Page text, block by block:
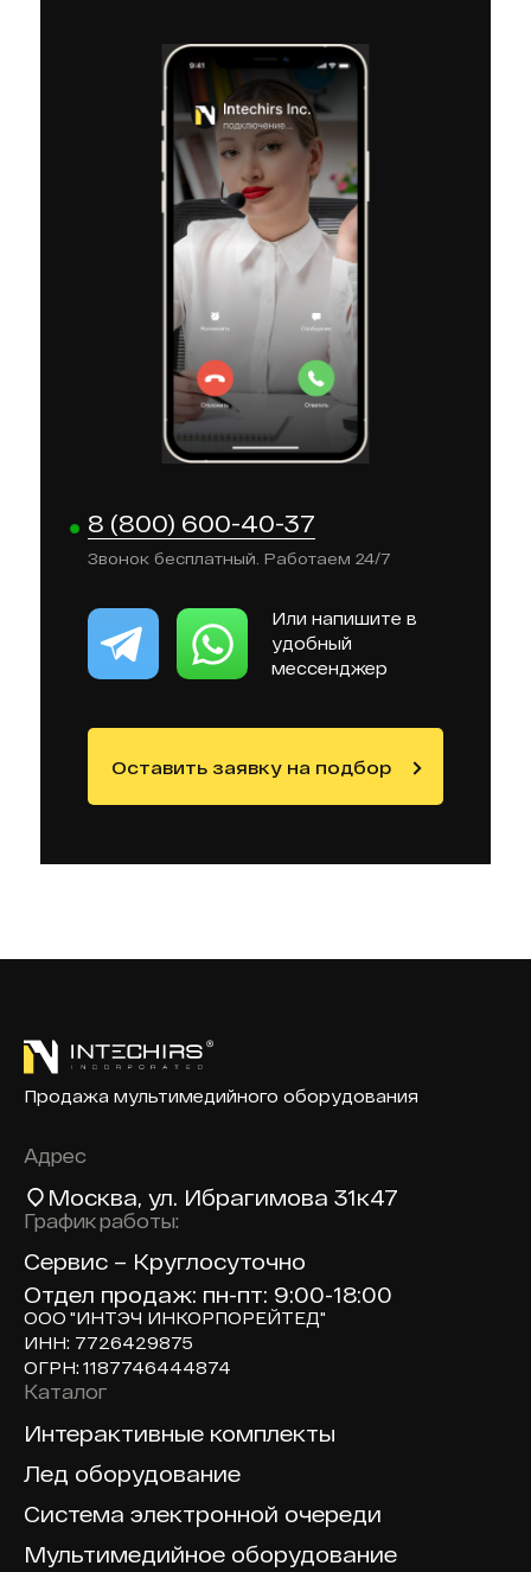
8 (800) 600-40-37
Звонок бесплатный. Работаем 24/7
Или напишите в
удобный
мессенджер
Оставить заявку на подбор
Продажа мультимедийного оборудования
Адрес
Москва, ул. Ибрагимова 31к47
График работы:
Сервис – Круглосуточно
Отдел продаж: пн-пт: 9:00-18:00
ООО "ИНТЭЧ ИНКОРПОРЕЙТЕД"
ИНН: 7726429875
ОГРН: 1187746444874
Доп навигация по сайту
Каталог
Интерактивные комплекты
Лед оборудование
Система электронной очереди
Мультимедийное оборудование